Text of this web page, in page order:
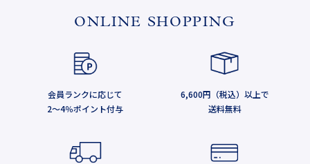
ONLINE SHOPPING
会員ランクに応じて
2～4％ポイント付与
6,600円（税込）以上で
送料無料